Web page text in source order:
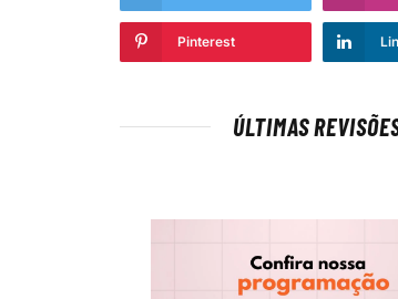
Pinterest
ÚLTIMAS